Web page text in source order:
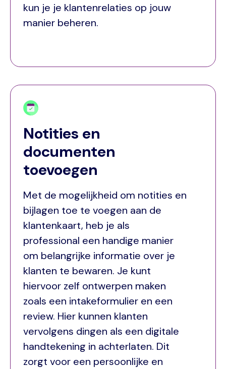
kun je je klantenrelaties op jouw
manier beheren.
Notities en
documenten
toevoegen
Met de mogelijkheid om notities en
bijlagen toe te voegen aan de
klantenkaart, heb je als
professional een handige manier
om belangrijke informatie over je
klanten te bewaren. Je kunt
hiervoor zelf ontwerpen maken
zoals een intakeformulier en een
review. Hier kunnen klanten
vervolgens dingen als een digitale
handtekening in achterlaten. Dit
zorgt voor een persoonlijke en